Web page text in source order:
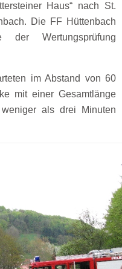
Haus“ nach St.
Die FF Hüttenbach
Wertungsprüfung
im Abstand von 60
mit einer Gesamtlänge
als drei Minuten